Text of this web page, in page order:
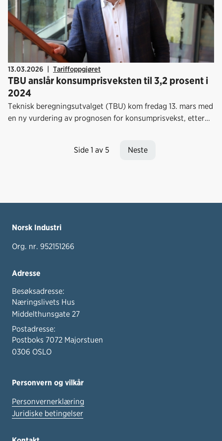
13.03.2026 | Tariffoppgjøret
TBU anslår konsumprisveksten til 3,2 prosent i
2024
Teknisk beregningsutvalget (TBU) kom fredag 13. mars med
en ny vurdering av prognosen for konsumprisvekst, etter
(KPI) fra 3,0 til 3,2 prosent fra 2025 til 2026.
Side 1 av 5 Neste
Norsk Industri
Org. nr. 952151266
Adresse
Besøksadresse:
Næringslivets Hus
Middelthunsgate 27
Postadresse:
Postboks 7072 Majorstuen
0306 OSLO
Personvern og vilkår
Personvernerklæring
Juridiske betingelser